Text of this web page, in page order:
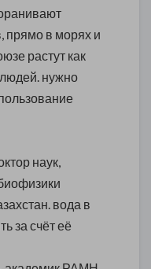
прямо в морях и
растут как
нужно
наук,
вода в
за счёт её